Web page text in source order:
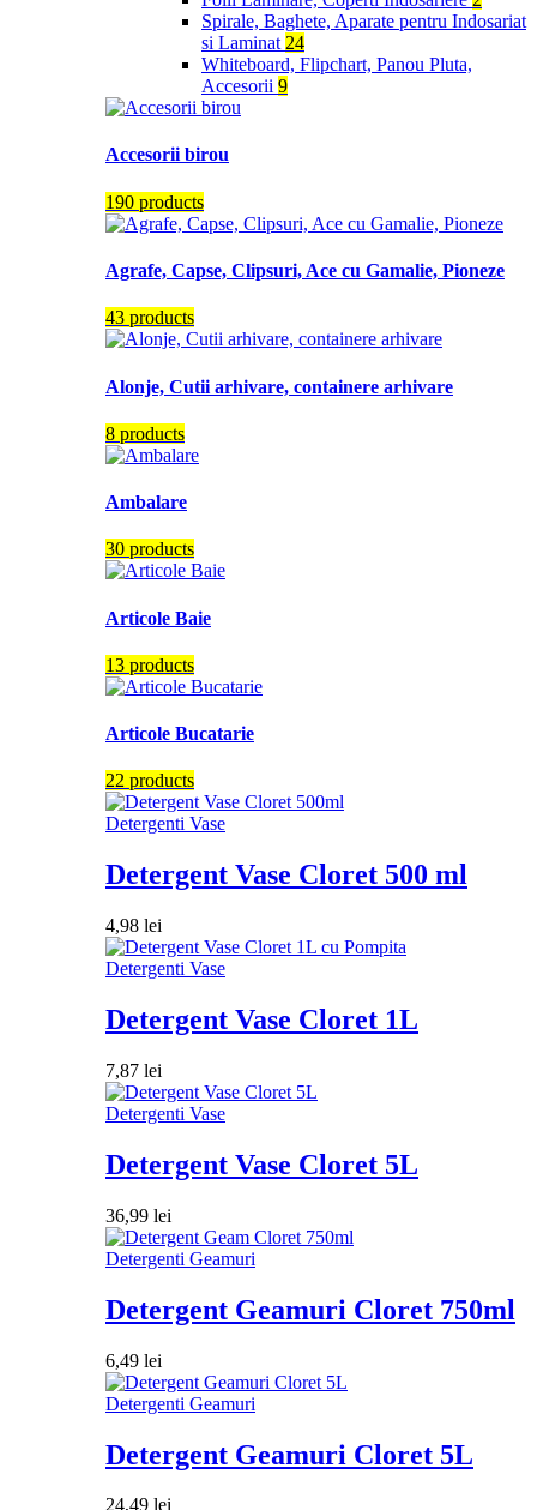
Spirale, Baghete, Aparate pentru Indosariat
si Laminat 24
Whiteboard, Flipchart, Panou Pluta,
Accesorii 9
Accesorii birou
190 products
Agrafe, Capse, Clipsuri, Ace cu Gamalie, Pioneze
43 products
Alonje, Cutii arhivare, containere arhivare
8 products
Ambalare
30 products
Articole Baie
13 products
Articole Bucatarie
22 products
Detergenti Vase
Detergent Vase Cloret 500 ml
4,98 lei
Detergenti Vase
Detergent Vase Cloret 1L
7,87 lei
Detergenti Vase
Detergent Vase Cloret 5L
36,99 lei
Detergenti Geamuri
Detergent Geamuri Cloret 750ml
6,49 lei
Detergenti Geamuri
Detergent Geamuri Cloret 5L
24,49 lei